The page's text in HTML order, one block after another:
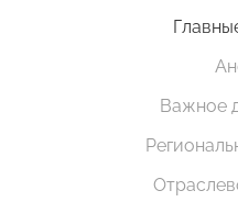
Важное